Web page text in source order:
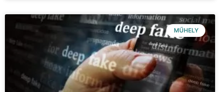
MŰHELY